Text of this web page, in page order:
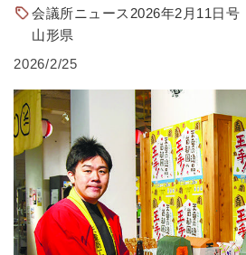
会議所ニュース2026年2月11日号
山形県
2026/2/25